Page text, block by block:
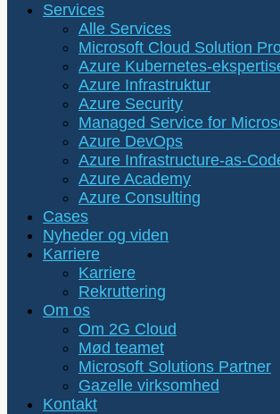
Services
Alle Services
Microsoft Cloud Solution
Azure Kubernetes-
Azure Infrastruktur
Azure Security
Managed Service for
Azure DevOps
Azure Infrastructure-as-
Azure Academy
Azure Consulting
Cases
Nyheder og viden
Karriere
Karriere
Rekruttering
Om os
Om 2G Cloud
Mød teamet
Microsoft Solutions Partner
Gazelle virksomhed
Kontakt